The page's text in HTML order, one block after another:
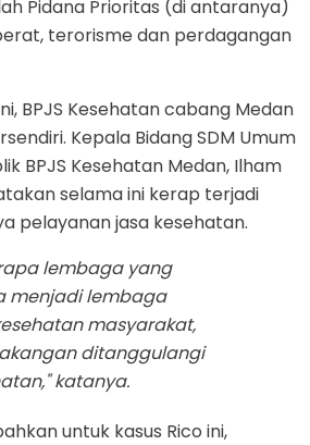
Pidana Prioritas (di antaranya)
terorisme dan perdagangan
BPJS Kesehatan cabang Medan
Kepala Bidang SDM Umum
BPJS Kesehatan Medan, Ilham
selama ini kerap terjadi
pelayanan jasa kesehatan.
lembaga yang
menjadi lembaga
masyarakat,
ditanggulangi
katanya.
untuk kasus Rico ini,